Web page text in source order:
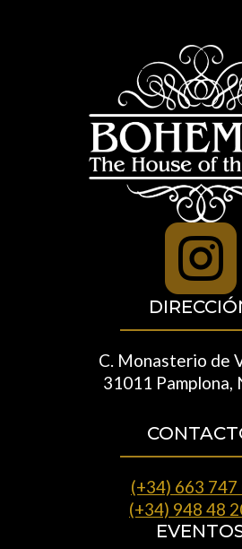

C. Monasterio de
31011 Pamplona,
(+34) 663 747
(+34) 948 48